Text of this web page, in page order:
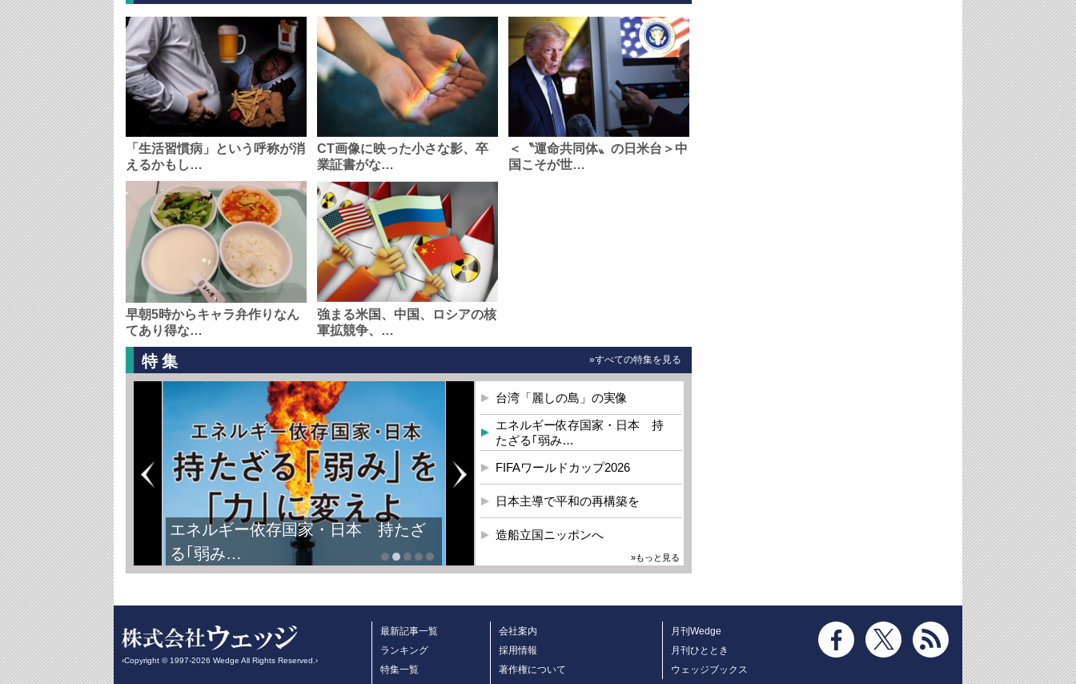
「生活習慣病」という呼称が消
えるかもし…
CT画像に映った小さな影、卒
業証書がな…
＜〝運命共同体〟の日米台＞中
国こそが世…
早朝5時からキャラ弁作りなん
てあり得な…
強まる米国、中国、ロシアの核
軍拡競争、…
特集 »すべての特集を見る
エネルギー依存国家・日本 持たざ
る｢弱み…
台湾「麗しの島」の実像
エネルギー依存国家・日本 持
たざる｢弱み…
FIFAワールドカップ2026
日本主導で平和の再構築を
造船立国ニッポンへ
»もっと見る
‹Copyright © 1997-2026 Wedge All Rights Reserved.›
最新記事一覧
ランキング
特集一覧
会社案内
採用情報
著作権について
月刊Wedge
月刊ひととき
ウェッジブックス